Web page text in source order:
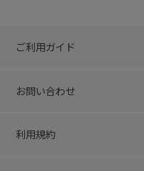
ご利用ガイド
お問い合わせ
利用規約